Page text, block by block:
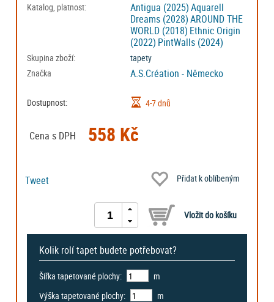
Katalog, platnost:
Antigua (2025) Aquarell
Dreams (2028) AROUND THE
WORLD (2018) Ethnic Origin
(2022) PintWalls (2024)
Skupina zboží:
tapety
Značka
A.S.Création - Německo
Dostupnost: 4-7 dnů
Cena s DPH 558 Kč
Tweet Přidat k oblíbeným
Kolik rolí tapet budete potřebovat?
Šířka tapetované plochy:
m
Výška tapetované plochy:
m